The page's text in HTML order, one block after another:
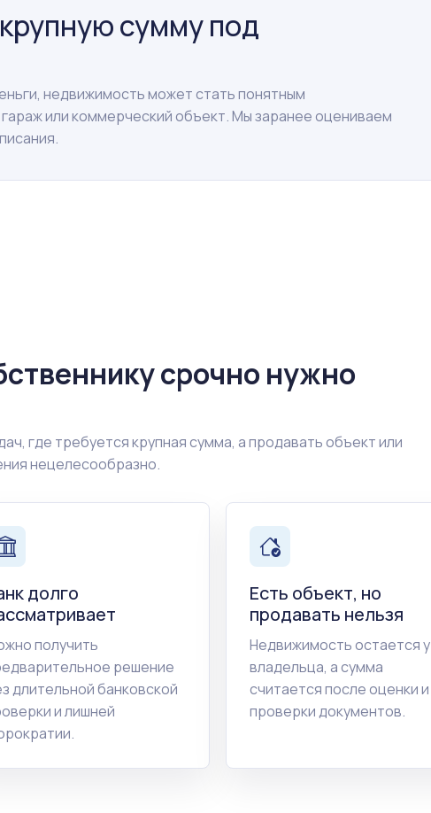
сумму под
недвижимость может стать понятным
или коммерческий объект. Мы заранее оцениваем
срочно нужно
где требуется крупная сумма, а продавать объект или
нецелесообразно.
долго
получить
решение
длительной банковской
и лишней
Есть объект, но
продавать нельзя
Недвижимость остается у
владельца, а сумма
считается после оценки и
проверки документов.